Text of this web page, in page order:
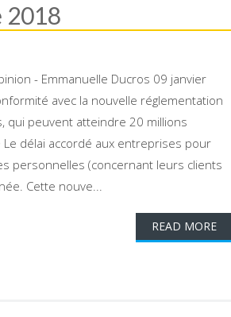
2018
- Emmanuelle Ducros 09 janvier
avec la nouvelle réglementation
qui peuvent atteindre 20 millions
Le délai accordé aux entreprises pour
personnelles (concernant leurs clients
Cette nouve...
READ MORE